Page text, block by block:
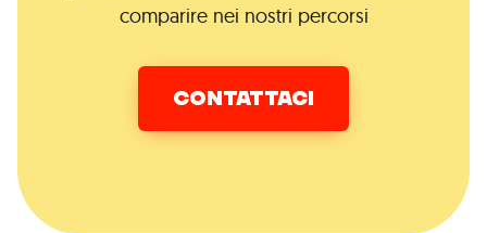
comparire nei nostri percorsi
CONTATTACI